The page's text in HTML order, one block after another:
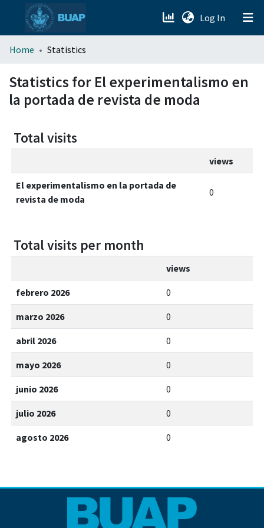
Log In (current)
menu.section.about_menu
All of DSpace
Home Statistics
Statistics for El experimentalismo en
la portada de revista de moda
Total visits
views
El experimentalismo en la portada de
revista de moda
0
Total visits per month
views
febrero 2026 0
marzo 2026 0
abril 2026 0
mayo 2026 0
junio 2026 0
julio 2026 0
agosto 2026 0